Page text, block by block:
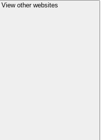
View other websites